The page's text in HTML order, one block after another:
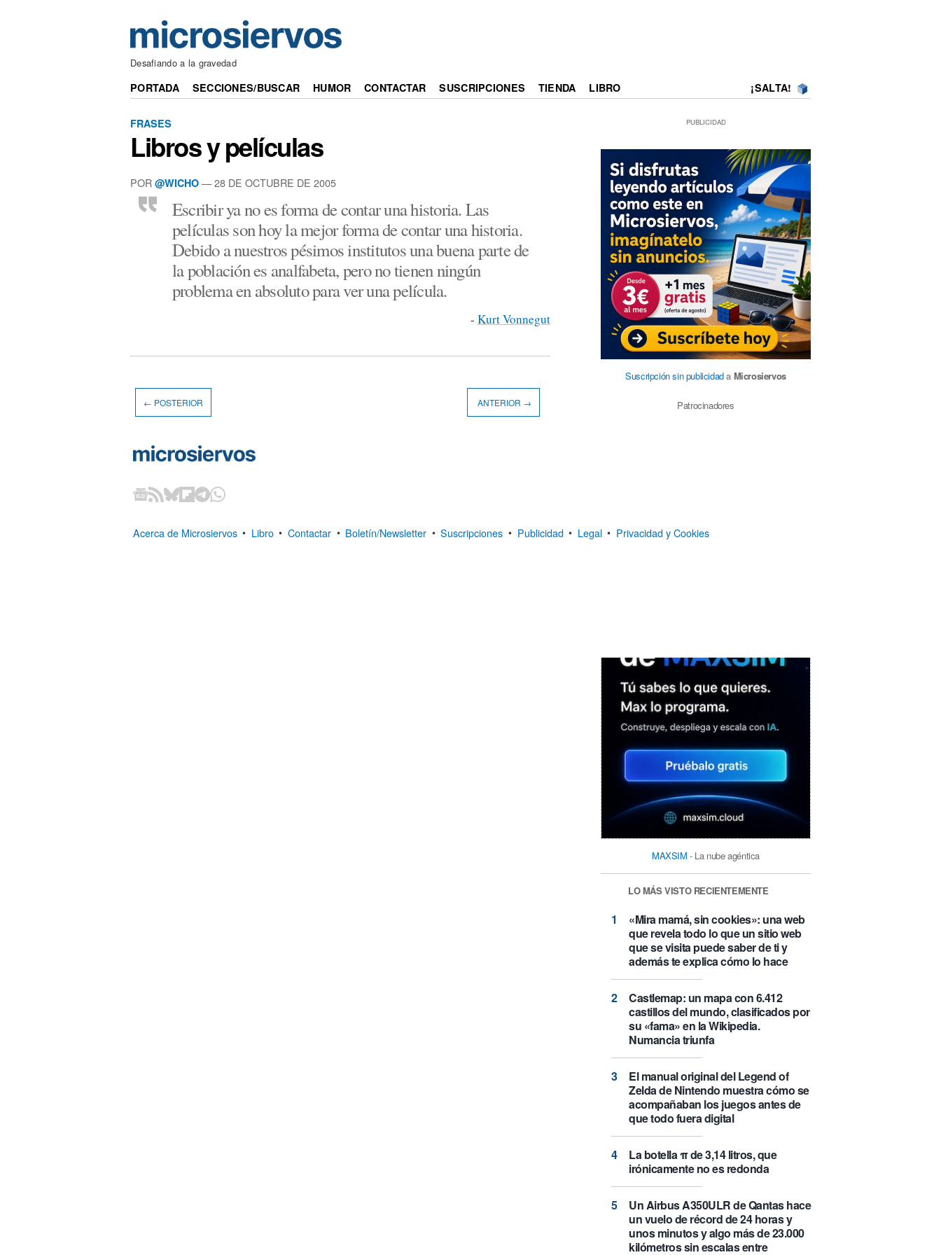
Desafiando a la gravedad
PORTADA SECCIONES/BUSCAR HUMOR CONTACTAR SUSCRIPCIONES TIENDA LIBRO ¡SALTA!
FRASES
Libros y películas
POR @WICHO — 28 DE OCTUBRE DE 2005
Escribir ya no es forma de contar una historia. Las
películas son hoy la mejor forma de contar una historia.
Debido a nuestros pésimos institutos una buena parte de
la población es analfabeta, pero no tienen ningún
problema en absoluto para ver una película.
- Kurt Vonnegut
PUBLICIDAD
Suscripción sin publicidada Microsiervos
Patrocinadores
MAXSIM - La nube agéntica
LO MÁS VISTO RECIENTEMENTE
«Mira mamá, sin cookies»: una web
que revela todo lo que un sitio web
que se visita puede saber de ti y
además te explica cómo lo hace
Castlemap: un mapa con 6.412
castillos del mundo, clasificados por
su «fama» en la Wikipedia.
Numancia triunfa
El manual original del Legend of
Zelda de Nintendo muestra cómo se
acompañaban los juegos antes de
que todo fuera digital
La botella π de 3,14 litros, que
irónicamente no es redonda
Un Airbus A350ULR de Qantas hace
un vuelo de récord de 24 horas y
unos minutos y algo más de 23.000
kilómetros sin escalas entre
← POSTERIOR ANTERIOR →
Acerca de Microsiervos • Libro • Contactar • Boletín/Newsletter • Suscripciones • Publicidad • Legal • Privacidad y Cookies